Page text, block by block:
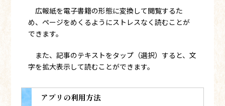
広報紙を電子書籍の形態に変換して閲覧するた
め、ページをめくるようにストレスなく読むことが
できます。
また、記事のテキストをタップ（選択）すると、文
字を拡大表示して読むことができます。
アプリの利用方法